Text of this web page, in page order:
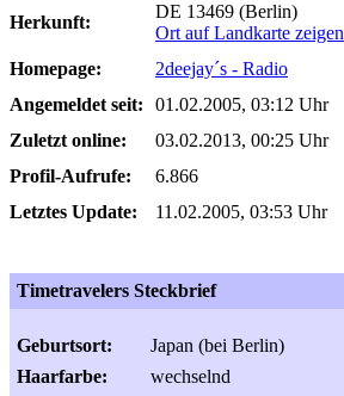
Herkunft:
DE 13469 (Berlin)
Ort auf Landkarte zeigen
Homepage:
2deejay´s - Radio
Angemeldet seit:
01.02.2005, 03:12 Uhr
Zuletzt online:
03.02.2013, 00:25 Uhr
Profil-Aufrufe:
6.866
Letztes Update:
11.02.2005, 03:53 Uhr
Timetravelers Steckbrief
Geburtsort:
Japan (bei Berlin)
Haarfarbe:
wechselnd